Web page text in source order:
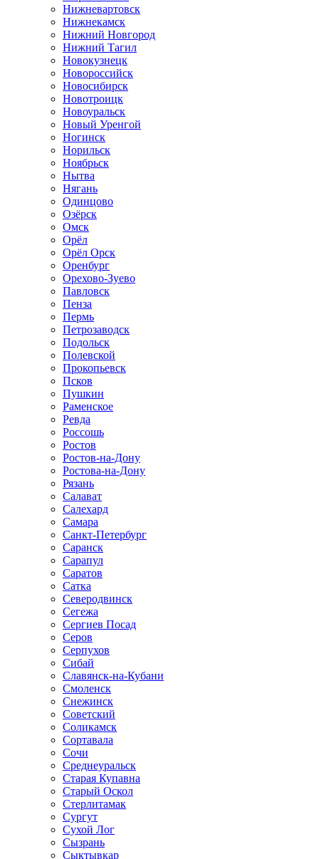
Нижневартовск
Нижнекамск
Нижний Новгород
Нижний Тагил
Новокузнецк
Новороссийск
Новосибирск
Новотроицк
Новоуральск
Новый Уренгой
Ногинск
Норильск
Ноябрьск
Нытва
Нягань
Одинцово
Озёрск
Омск
Орёл
Орёл Орск
Оренбург
Орехово-Зуево
Павловск
Пенза
Пермь
Петрозаводск
Подольск
Полевской
Прокопьевск
Псков
Пушкин
Раменское
Ревда
Россошь
Ростов
Ростов-на-Дону
Ростова-на-Дону
Рязань
Салават
Салехард
Самара
Санкт-Петербург
Саранск
Сарапул
Саратов
Сатка
Северодвинск
Сегежа
Сергиев Посад
Серов
Серпухов
Сибай
Славянск-на-Кубани
Смоленск
Снежинск
Советский
Соликамск
Сортавала
Сочи
Среднеуральск
Старая Купавна
Старый Оскол
Стерлитамак
Сургут
Сухой Лог
Сызрань
Сыктывкар